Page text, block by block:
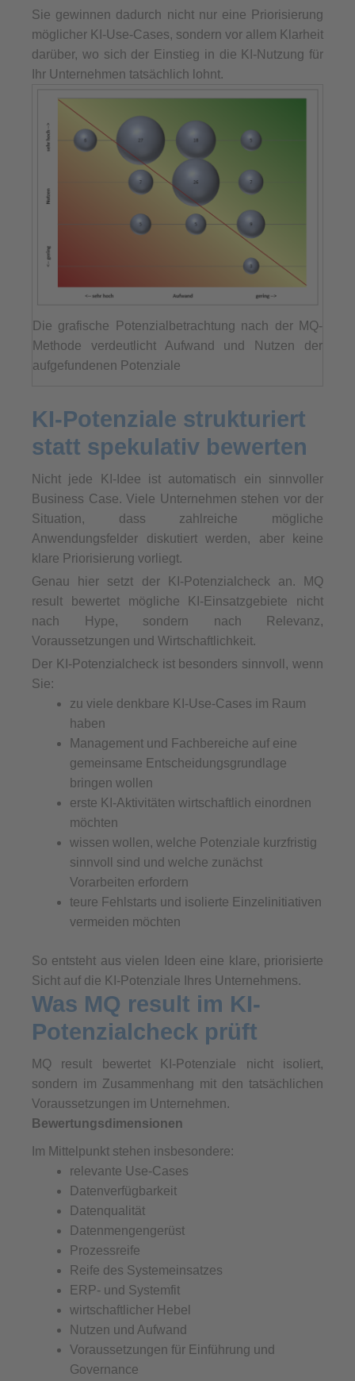
Sie gewinnen dadurch nicht nur eine Priorisierung
möglicher KI-Use-Cases, sondern vor allem Klarheit
darüber, wo sich der Einstieg in die KI-Nutzung für
Ihr Unternehmen tatsächlich lohnt.
Die grafische Potenzialbetrachtung nach der MQ-
Methode verdeutlicht Aufwand und Nutzen der
aufgefundenen Potenziale
KI-Potenziale strukturiert
statt spekulativ bewerten
Nicht jede KI-Idee ist automatisch ein sinnvoller
Business Case. Viele Unternehmen stehen vor der
Situation, dass zahlreiche mögliche
Anwendungsfelder diskutiert werden, aber keine
klare Priorisierung vorliegt.
Genau hier setzt der KI-Potenzialcheck an. MQ
result bewertet mögliche KI-Einsatzgebiete nicht
nach Hype, sondern nach Relevanz,
Voraussetzungen und Wirtschaftlichkeit.
Der KI-Potenzialcheck ist besonders sinnvoll, wenn
Sie:
zu viele denkbare KI-Use-Cases im Raum
haben
Management und Fachbereiche auf eine
gemeinsame Entscheidungsgrundlage
bringen wollen
erste KI-Aktivitäten wirtschaftlich einordnen
möchten
wissen wollen, welche Potenziale kurzfristig
sinnvoll sind und welche zunächst
Vorarbeiten erfordern
teure Fehlstarts und isolierte Einzelinitiativen
vermeiden möchten
So entsteht aus vielen Ideen eine klare, priorisierte
Sicht auf die KI-Potenziale Ihres Unternehmens.
Was MQ result im KI-
Potenzialcheck prüft
MQ result bewertet KI-Potenziale nicht isoliert,
sondern im Zusammenhang mit den tatsächlichen
Voraussetzungen im Unternehmen.
Bewertungsdimensionen
Im Mittelpunkt stehen insbesondere:
relevante Use-Cases
Datenverfügbarkeit
Datenqualität
Datenmengengerüst
Prozessreife
Reife des Systemeinsatzes
ERP- und Systemfit
wirtschaftlicher Hebel
Nutzen und Aufwand
Voraussetzungen für Einführung und
Governance